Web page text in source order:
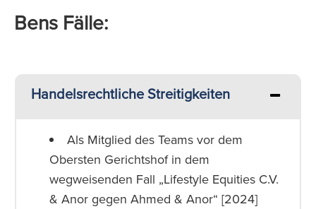
Bens Fälle:
Handelsrechtliche Streitigkeiten
Als Mitglied des Teams vor dem
Obersten Gerichtshof in dem
wegweisenden Fall „Lifestyle Equities C.V.
& Anor gegen Ahmed & Anor“ [2024]